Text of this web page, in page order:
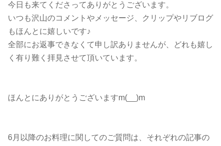
今日も来てくださってありがとうございます。
いつも沢山のコメントやメッセージ、クリップやリブログ
もほんとに嬉しいです♪
全部にお返事できなくて申し訳ありませんが、どれも嬉し
く有り難く拝見させて頂いています。
ほんとにありがとうございますm(__)m
6月以降のお料理に関してのご質問は、それぞれの記事の